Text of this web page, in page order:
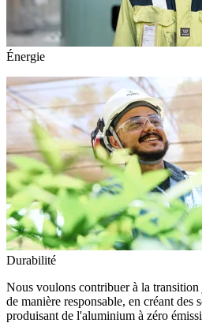
Énergie
Durabilité
Nous voulons contribuer à la transition
de manière responsable, en créant des
produisant de l'aluminium à zéro